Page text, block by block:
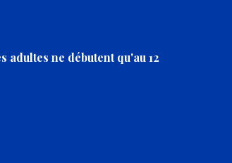
adultes ne débutent qu'au 12